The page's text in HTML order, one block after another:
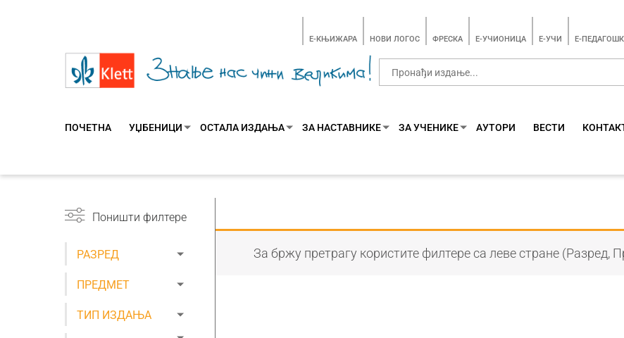
E-КЊИЖАРА НОВИ ЛОГОС ФРЕСКА E-УЧИОНИЦА E-УЧИ Е-
ПОЧЕТНА УЏБЕНИЦИ ОСТАЛА ИЗДАЊА ЗА НАСТАВНИКЕ ЗА УЧЕНИКЕ АУТОРИ ВЕСТИ
Поништи филтере
РАЗРЕД
ПРЕДМЕТ
ТИП ИЗДАЊА
За бржу претрагу користите филтере са леве стране (Разред,